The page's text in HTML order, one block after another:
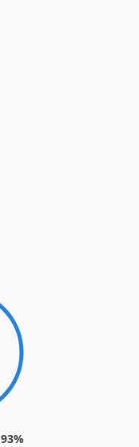
93%